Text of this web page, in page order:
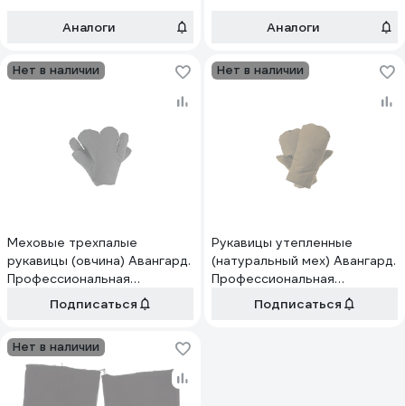
Аналоги Аналоги
Нет в наличии
Меховые трехпалые
рукавицы (овчина) Авангард.
Профессиональная
экипировка 159720
Подписаться
Нет в наличии
Рукавицы утепленные
(натуральный мех) Авангард.
Профессиональная
экипировка 22750
Подписаться
Нет в наличии